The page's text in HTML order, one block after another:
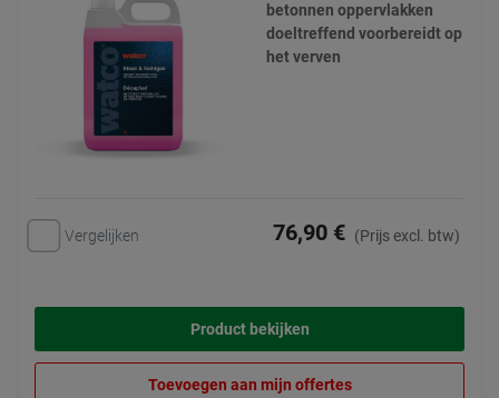
betonnen oppervlakken
doeltreffend voorbereidt op
het verven
Vergelijken 76,90 € (Prijs excl. btw)
Product bekijken
Toevoegen aan mijn offertes